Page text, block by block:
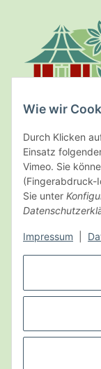
Wie wir
Durch Klicken
Einsatz
Vimeo. Sie
(Fingerabdruck-
Sie unter
Impressum
Kräuterpark
Schultal 11 · D-
Telefon 0 53 28 /
Informationen
Gesetzliche
* Alle Preise inkl.